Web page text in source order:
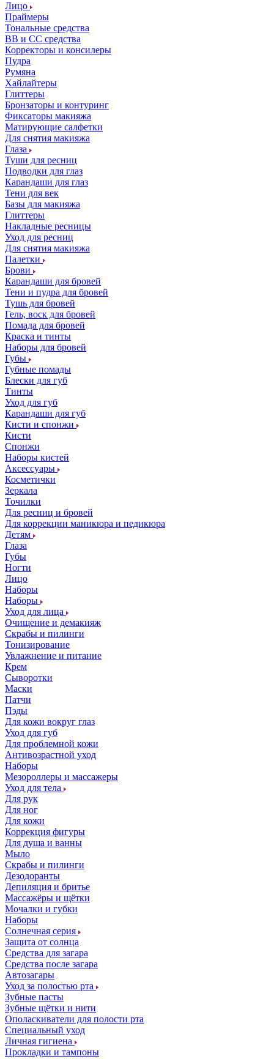
Лицо
Праймеры
Тональные средства
ВВ и СС средства
Корректоры и консилеры
Пудра
Румяна
Хайлайтеры
Глиттеры
Бронзаторы и контуринг
Фиксаторы макияжа
Матирующие салфетки
Для снятия макияжа
Глаза
Туши для ресниц
Подводки для глаз
Карандаши для глаз
Тени для век
Базы для макияжа
Глиттеры
Накладные ресницы
Уход для ресниц
Для снятия макияжа
Палетки
Брови
Карандаши для бровей
Тени и пудра для бровей
Тушь для бровей
Гель, воск для бровей
Помада для бровей
Краска и тинты
Наборы для бровей
Губы
Губные помады
Блески для губ
Тинты
Уход для губ
Карандаши для губ
Кисти и спонжи
Кисти
Спонжи
Наборы кистей
Аксессуары
Косметички
Зеркала
Точилки
Для ресниц и бровей
Для коррекции маникюра и педикюра
Детям
Глаза
Губы
Ногти
Лицо
Наборы
Наборы
Уход для лица
Очищение и демакияж
Скрабы и пилинги
Тонизирование
Увлажнение и питание
Крем
Сыворотки
Маски
Патчи
Пэды
Для кожи вокруг глаз
Уход для губ
Для проблемной кожи
Антивозрастной уход
Наборы
Мезороллеры и массажеры
Уход для тела
Для рук
Для ног
Для кожи
Коррекция фигуры
Для душа и ванны
Мыло
Скрабы и пилинги
Дезодоранты
Депиляция и бритье
Массажёры и щётки
Мочалки и губки
Наборы
Солнечная серия
Защита от солнца
Средства для загара
Средства после загара
Автозагары
Уход за полостью рта
Зубные пасты
Зубные щётки и нити
Ополаскиватели для полости рта
Специальный уход
Личная гигиена
Прокладки и тампоны